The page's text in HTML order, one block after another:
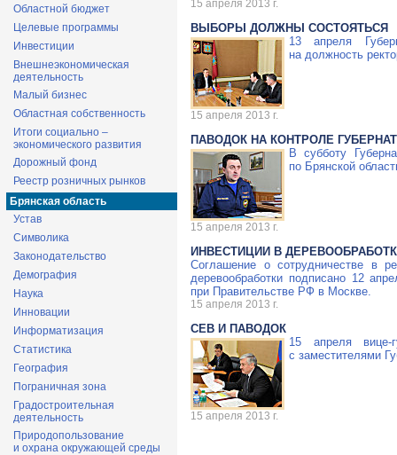
Областной бюджет
Целевые программы
Инвестиции
Внешнеэкономическая
деятельность
Малый бизнес
Областная собственность
Итоги социально –
экономического развития
Дорожный фонд
Реестр розничных рынков
Брянская область
Устав
Символика
Законодательство
Демография
Наука
Инновации
Информатизация
Статистика
География
Пограничная зона
Градостроительная
деятельность
Природопользование
и охрана окружающей среды
15 апреля 2013 г.
ВЫБОРЫ ДОЛЖНЫ СОСТОЯТЬСЯ
13 апреля
на должность
15 апреля 2013 г.
ПАВОДОК НА КОНТРОЛЕ
В субботу
по Брянской
15 апреля 2013 г.
ИНВЕСТИЦИИ В
Соглашение о сотрудничестве в
деревообработки подписано 12
при Правительстве РФ в Москве.
15 апреля 2013 г.
СЕВ И ПАВОДОК
15 апреля вице-
с заместителями
15 апреля 2013 г.